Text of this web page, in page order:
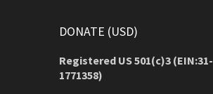
DONATE (USD)
Registered US 501(c)3 (EIN:31-
1771358)